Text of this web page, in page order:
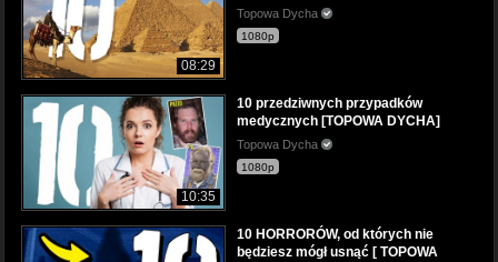
08:29
Topowa Dycha
1080p
10:35
10 przedziwnych przypadków
medycznych [TOPOWA DYCHA]
Topowa Dycha
1080p
10 HORRORÓW, od których nie
będziesz mógł usnąć [ TOPOWA